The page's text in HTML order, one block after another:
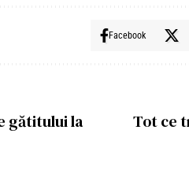
Facebook
gătitului la
Tot ce